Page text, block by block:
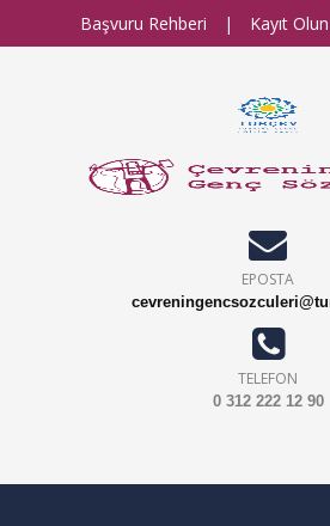
Başvuru Rehberi | Kayıt Olun
EPOSTA
TELEFON
0 312 222 12 90